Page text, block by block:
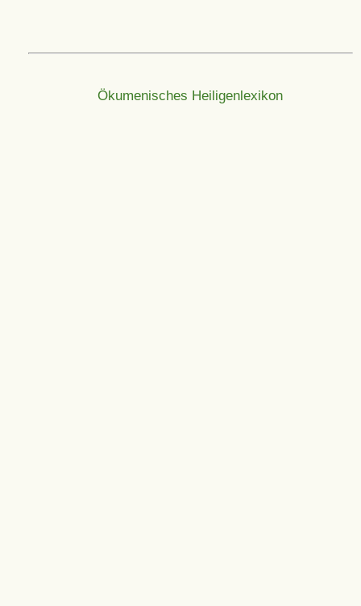
Ökumenisches Heiligenlexikon